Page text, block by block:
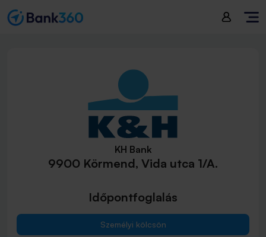
KH Bank
9900 Körmend, Vida utca 1/A.
Időpontfoglalás
Személyi kölcsön